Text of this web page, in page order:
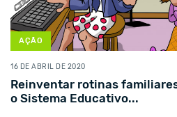
AÇÃO
16 DE ABRIL DE 2020
Reinventar rotinas
o Sistema Educativo...